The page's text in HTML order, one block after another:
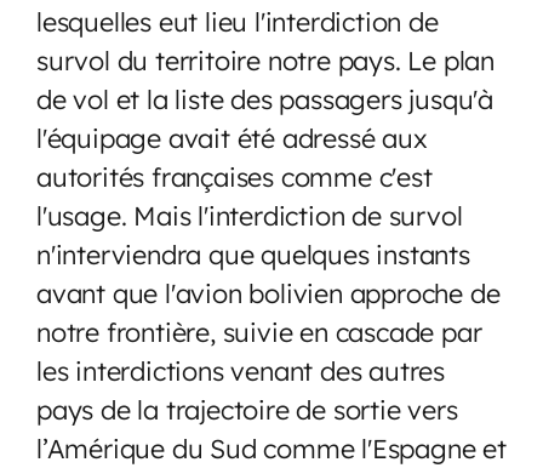
lesquelles eut lieu l'interdiction de
survol du territoire notre pays. Le plan
de vol et la liste des passagers jusqu'à
l'équipage avait été adressé aux
autorités françaises comme c'est
l'usage. Mais l'interdiction de survol
n'interviendra que quelques instants
avant que l'avion bolivien approche de
notre frontière, suivie en cascade par
les interdictions venant des autres
pays de la trajectoire de sortie vers
l’Amérique du Sud comme l'Espagne et